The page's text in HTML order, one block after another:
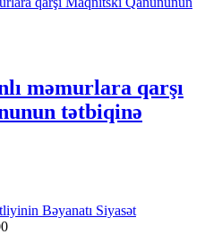
məmurlara qarşı
tətbiqinə
Siyasət